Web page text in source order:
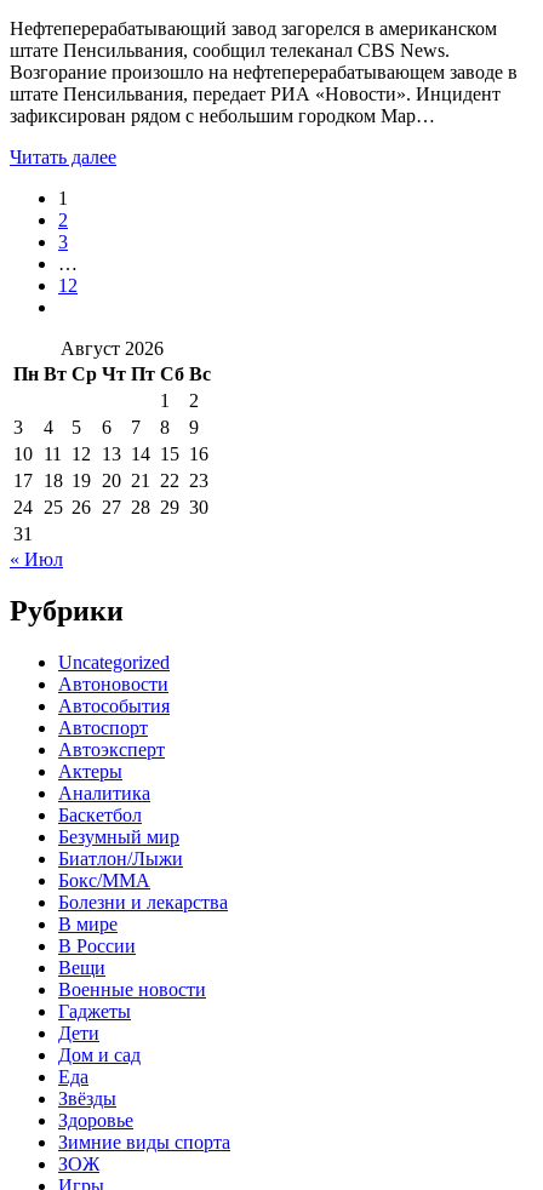
Нефтеперерабатывающий завод загорелся в американском
штате Пенсильвания, сообщил телеканал CBS News.
Возгорание произошло на нефтеперерабатывающем заводе в
штате Пенсильвания, передает РИА «Новости». Инцидент
зафиксирован рядом с небольшим городком Мар…
Читать далее
1
2
3
…
12
Август 2026
Пн Вт Ср Чт Пт Сб Вс
1
2
3
4 5 6 7 8
9
10 11 12 13 14 15 16
17 18 19 20 21 22 23
24 25 26 27 28 29 30
31
« Июл
Рубрики
Uncategorized
Автоновости
Автособытия
Автоспорт
Автоэксперт
Актеры
Аналитика
Баскетбол
Безумный мир
Биатлон/Лыжи
Бокс/MMA
Болезни и лекарства
В мире
В России
Вещи
Военные новости
Гаджеты
Дети
Дом и сад
Еда
Звёзды
Здоровье
Зимние виды спорта
ЗОЖ
Игры